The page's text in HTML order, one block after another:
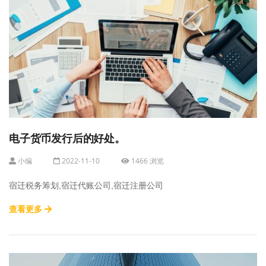
电子货币发行后的好处。
小编 2022-11-10 1466 浏览
宿迁税务筹划,宿迁代账公司,宿迁注册公司
查看更多